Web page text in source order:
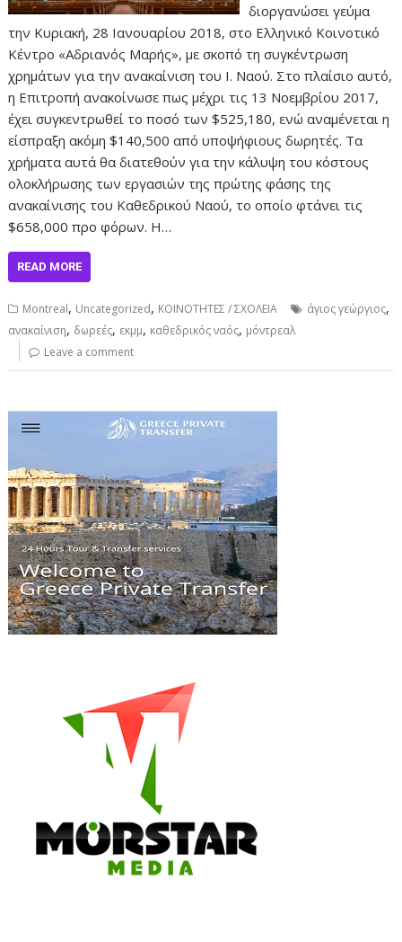
διοργανώσει γεύμα
την Κυριακή, 28 Ιανουαρίου 2018, στο Ελληνικό Κοινοτικό
Κέντρο «Αδριανός Μαρής», με σκοπό τη συγκέντρωση
χρημάτων για την ανακαίνιση του Ι. Ναού. Στο πλαίσιο αυτό,
η Επιτροπή ανακοίνωσε πως μέχρι τις 13 Νοεμβρίου 2017,
έχει συγκεντρωθεί το ποσό των $525,180, ενώ αναμένεται η
είσπραξη ακόμη $140,500 από υποψήφιους δωρητές. Τα
χρήματα αυτά θα διατεθούν για την κάλυψη του κόστους
ολοκλήρωσης των εργασιών της πρώτης φάσης της
ανακαίνισης του Καθεδρικού Ναού, το οποίο φτάνει τις
$658,000 προ φόρων. Η…
READ MORE
Montreal, Uncategorized, ΚΟΙΝΟΤΗΤΕΣ / ΣΧΟΛΕΙΑ άγιος γεώργιος,
ανακαίνιση, δωρεές, εκμμ, καθεδρικός ναός, μόντρεαλ
Leave a comment